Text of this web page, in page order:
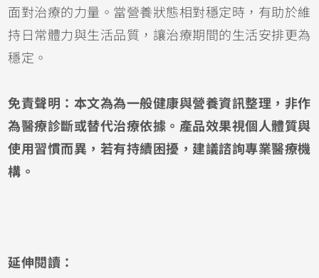
面對治療的力量。當營養狀態相對穩定時，有助於維
持日常體力與生活品質，讓治療期間的生活安排更為
穩定。
免責聲明：本文為為一般健康與營養資訊整理，非作
為醫療診斷或替代治療依據。產品效果視個人體質與
使用習慣而異，若有持續困擾，建議諮詢專業醫療機
構。
延伸閱讀：